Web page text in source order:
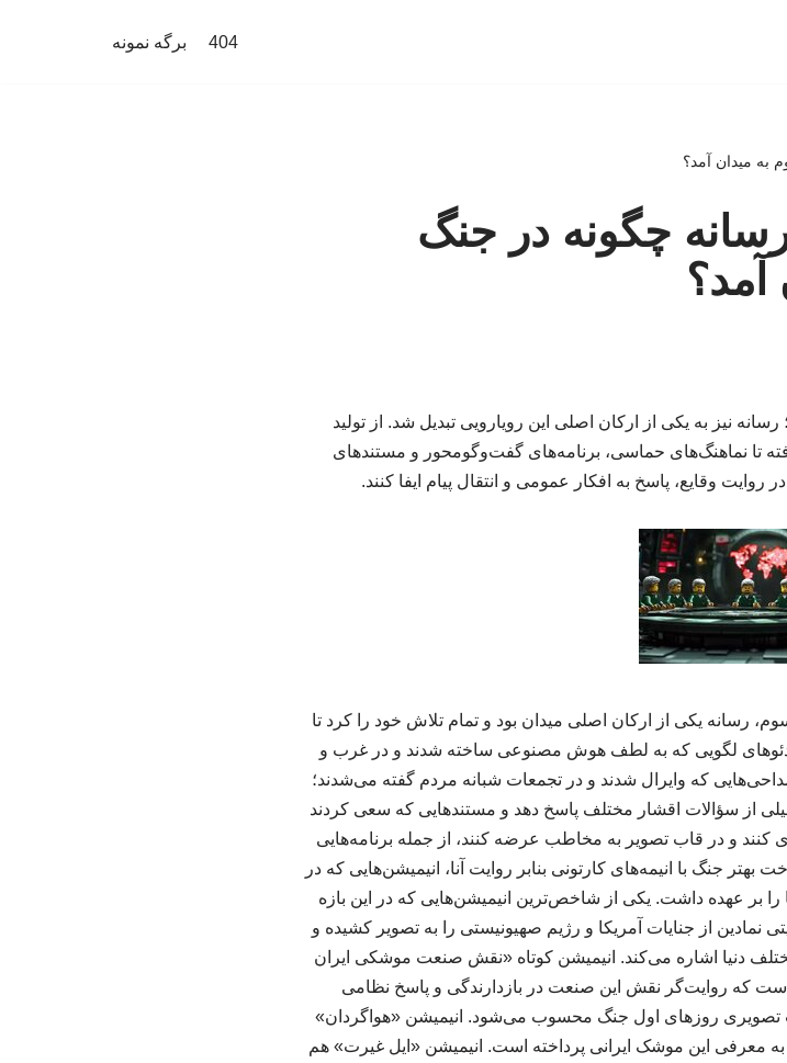
404 برگه نمونه
به میدان آمد؟
رسانه چگونه در جنگ
نیز به یکی از ارکان اصلی این رویارویی تبدیل شد. از تولید
تا نماهنگ‌های حماسی، برنامه‌های گفت‌وگومحور و مستندهای
وقایع، پاسخ به افکار عمومی و انتقال پیام ایفا کنند.
رسانه یکی از ارکان اصلی میدان بود و تمام تلاش خود را کرد تا
ویدئوهای لگویی که به لطف هوش مصنوعی ساخته شدند و در غرب و
که وایرال شدند و در تجمعات شبانه مردم گفته می‌شدند؛
از سؤالات اقشار مختلف پاسخ دهد و مستندهایی که سعی کردند
و در قاب تصویر به مخاطب عرضه کنند، از جمله برنامه‌هایی
جنگ با انیمه‌های کارتونی بنابر روایت آنا، انیمیشن‌هایی که در
را بر عهده داشت. یکی از شاخص‌ترین انیمیشن‌هایی که در این بازه
نمادین از جنایات آمریکا و رژیم صهیونیستی را به تصویر کشیده و
دنیا اشاره می‌کند. انیمیشن کوتاه «نقش صنعت موشکی ایران
که روایت‌گر نقش این صنعت در بازدارندگی و پاسخ نظامی
تصویری روزهای اول جنگ محسوب می‌شود. انیمیشن «هواگردان»
معرفی این موشک ایرانی پرداخته است. انیمیشن «ایل غیرت» هم